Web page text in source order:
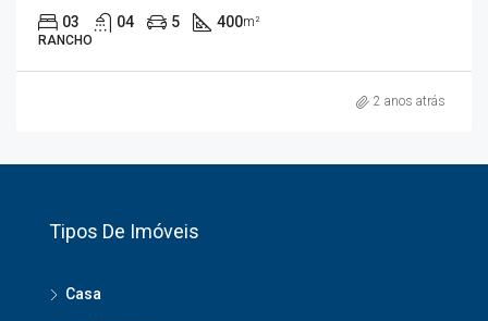
03 04 5 400m²
RANCHO
2 anos atrás
Tipos De Imóveis
Casa